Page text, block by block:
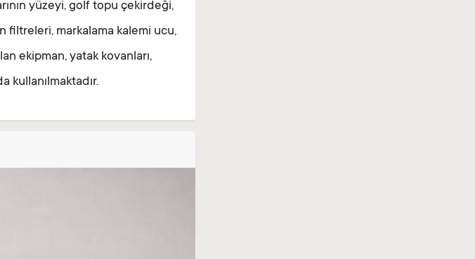
yüzeyi, golf topu çekirdeği,
filtreleri, markalama kalemi ucu,
ekipman, yatak kovanları,
kullanılmaktadır.